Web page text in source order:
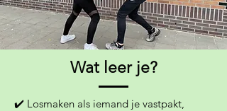
Wat leer je?
✔️ Losmaken als iemand je vastpakt,